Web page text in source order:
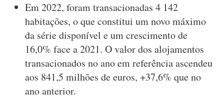
Em 2022, foram transacionadas 4 142
habitações, o que constitui um novo máximo
da série disponível e um crescimento de
16,0% face a 2021. O valor dos alojamentos
transacionados no ano em referência ascendeu
aos 841,5 milhões de euros, +37,6% que no
ano anterior.